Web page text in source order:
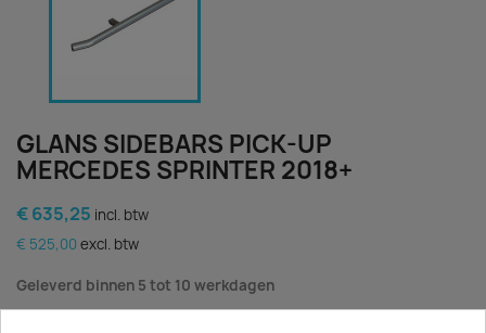
GLANS SIDEBARS PICK-UP
MERCEDES SPRINTER 2018+
€ 635,25 incl. btw
€ 525,00 excl. btw
Geleverd binnen 5 tot 10 werkdagen
Glans Sidebars Mercedes Sprinter 18-L2-L3 RWD